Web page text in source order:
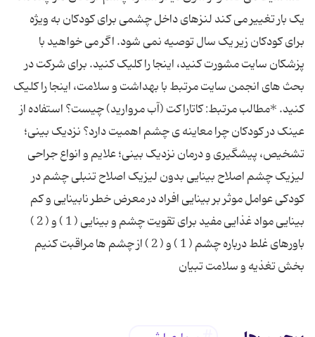
یک بار تغییر می‌ کند لنزهای داخل چشمی برای کودکان به ویژه
برای کودکان زیر یک سال توصیه نمی ‌شود. اگر می خواهید با
پزشکان سایت مشورت کنید، اینجا را کلیک کنید. برای شرکت در
بحث های انجمن سایت مرتبط با بهداشت و سلامت، اینجا را کلیک
کنید. *مطالب مرتبط: کاتاراکت (آب مروارید) چیست؟ استفاده از
عینک در کودکان‌ چرا معاینه ی چشم اهمیت دارد؟ نزدیک بینی؛
تشخیص، پیشگیری و درمان نزدیک بینی؛ علایم و انواع جراحی
لیزیک چشم اصلاح بینایی بدون لیزیک اصلاح تنبلی چشم در
کودکی عوامل موثر بر بینایی افراد در معرض خطر نابینایی و کم‌
بینایی مواد غذایی مفید برای تقویت چشم و بینایی ( 1 ) و ( 2 )
باورهای غلط درباره چشم ( 1 ) و ( 2 ) از چشم ها مراقبت كنیم
بخش تغذیه و سلامت تبیان